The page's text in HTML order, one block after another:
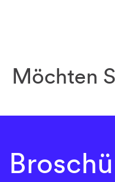
Möchten